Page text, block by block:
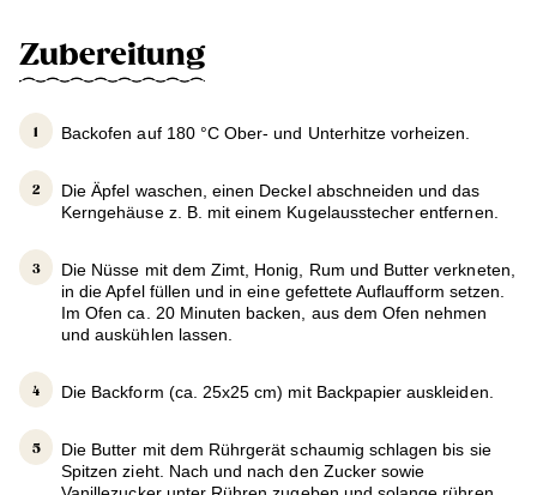
Zubereitung
Backofen auf 180 °C Ober- und Unterhitze vorheizen.
Die Äpfel waschen, einen Deckel abschneiden und das
Kerngehäuse z. B. mit einem Kugelausstecher entfernen.
Die Nüsse mit dem Zimt, Honig, Rum und Butter verkneten,
in die Apfel füllen und in eine gefettete Auflaufform setzen.
Im Ofen ca. 20 Minuten backen, aus dem Ofen nehmen
und auskühlen lassen.
Die Backform (ca. 25x25 cm) mit Backpapier auskleiden.
Die Butter mit dem Rührgerät schaumig schlagen bis sie
Spitzen zieht. Nach und nach den Zucker sowie